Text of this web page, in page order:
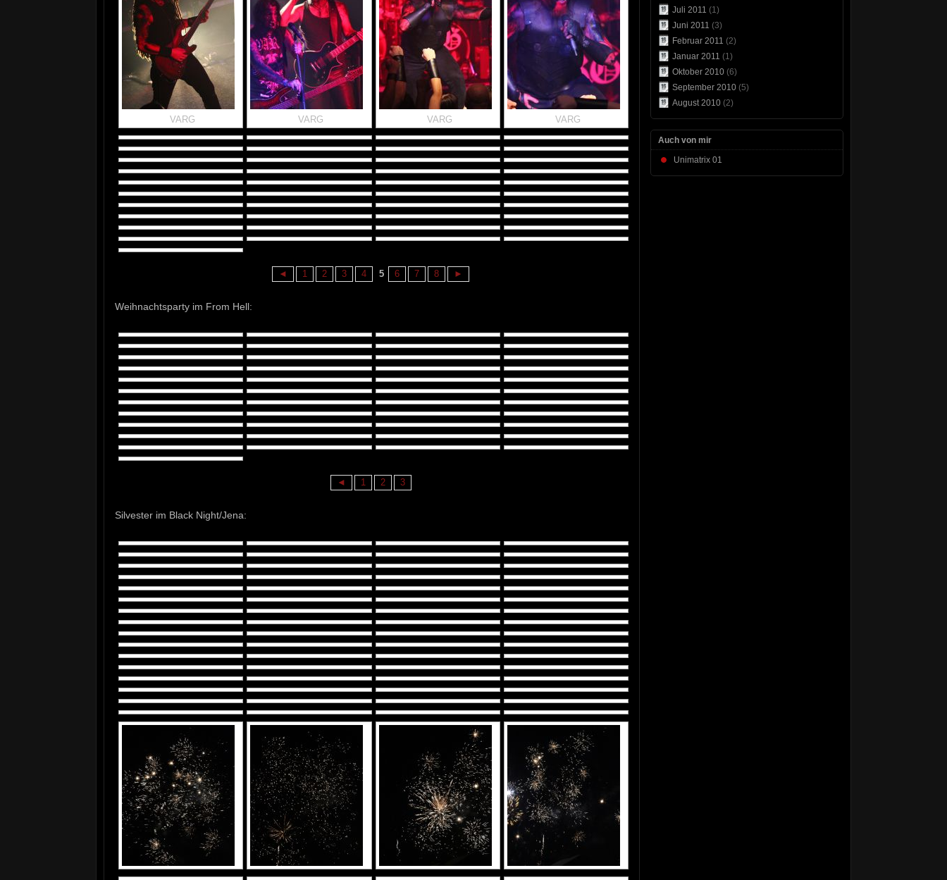
VARG VARG VARG VARG
◄ 1 2 3 4 5 6 7 8 ►
Weihnachtsparty im From Hell:
◄ 1 2 3
Silvester im Black Night/Jena:
Juli 2011 (1)
Juni 2011 (3)
Februar 2011 (2)
Januar 2011 (1)
Oktober 2010 (6)
September 2010 (5)
August 2010 (2)
Auch von mir
Unimatrix 01